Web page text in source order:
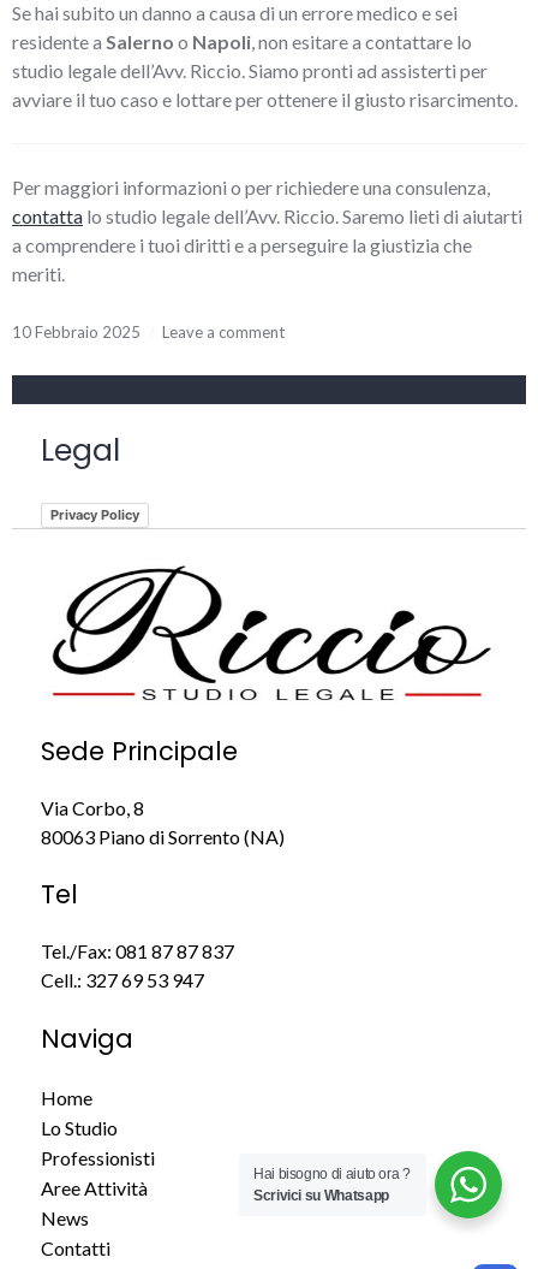
Se hai subito un danno a causa di un errore medico e sei
residente a Salerno o Napoli, non esitare a contattare lo
studio legale dell’Avv. Riccio. Siamo pronti ad assisterti per
avviare il tuo caso e lottare per ottenere il giusto risarcimento.
Per maggiori informazioni o per richiedere una consulenza,
contatta lo studio legale dell’Avv. Riccio. Saremo lieti di aiutarti
a comprendere i tuoi diritti e a perseguire la giustizia che
meriti.
10 Febbraio 2025 Leave a comment
Legal
Privacy Policy
Sede Principale
Via Corbo, 8
80063 Piano di Sorrento (NA)
Tel
Tel./Fax: 081 87 87 837
Cell.: 327 69 53 947
Naviga
Home
Lo Studio
Professionisti
Aree Attività
News
Contatti
Hai bisogno di aiuto ora ?
Scrivici su Whatsapp